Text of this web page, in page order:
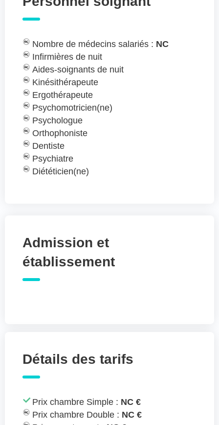
Nombre de médecins salariés : NC
Infirmières de nuit
Aides-soignants de nuit
Kinésithérapeute
Ergothérapeute
Psychomotricien(ne)
Psychologue
Orthophoniste
Dentiste
Psychiatre
Diététicien(ne)
Admission et
établissement
Détails des tarifs
Prix chambre Simple : NC €
Prix chambre Double : NC €